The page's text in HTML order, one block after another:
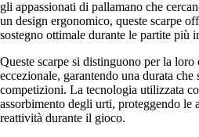
gli appassionati di pallamano che
un design ergonomico, queste scarpe
sostegno ottimale durante le partite più
Queste scarpe si distinguono per la
eccezionale, garantendo una durata che
competizioni. La tecnologia utilizzata
assorbimento degli urti, proteggendo le
reattività durante il gioco.